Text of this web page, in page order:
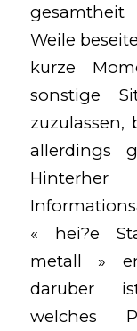
Weile
kurze
sonstige
zuzulassen,
allerdings
« hei?e
metall »
daruber
welches